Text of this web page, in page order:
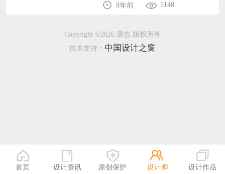
8年前 5148
Copyright ©2026 源也 版权所有
技术支持： 中国设计之窗
首页 设计资讯 原创保护 设计师 设计作品